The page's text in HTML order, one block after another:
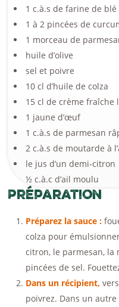
1 c.à.s de farine de blé
1 à 2 pincées de
1 morceau de
huile d’olive
sel et poivre
10 cl d’huile de colza
15 cl de crème fraîche
1 jaune d’œuf
1 c.à.s de parmesan
2 c.à.s de moutarde à
le jus d’un demi-citron
½ c.à.c d’ail moulu
Préparation
Préparez la sauce :
colza pour
citron, le parmesan, la
pincées de sel.
Dans un récipient,
poivrez. Dans un